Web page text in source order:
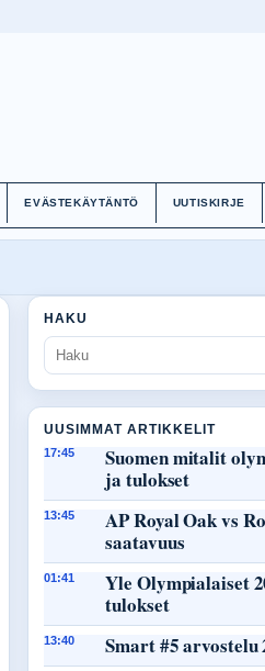
EVÄSTEKÄYTÄNTÖ UUTISKIRJE
HAKU
UUSIMMAT ARTIKKELIT
17:45
Suomen mitalit
ja tulokset
13:45
AP Royal Oak vs
saatavuus
01:41
Yle Olympialaiset
tulokset
13:40 Smart #5